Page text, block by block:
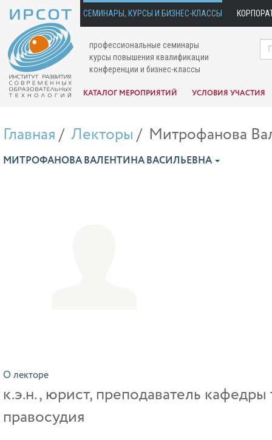
СЕМИНАРЫ, КУРСЫ И БИЗНЕС-КЛАССЫ
профессиональные семинары
курсы повышения квалификации
конференции и бизнес-классы
КАТАЛОГ МЕРОПРИЯТИЙ УСЛОВИЯ УЧАСТИЯ
Главная Лекторы Митрофанова
МИТРОФАНОВА ВАЛЕНТИНА ВАСИЛЬЕВНА
О лекторе
к.э.н., юрист, преподаватель
правосудия